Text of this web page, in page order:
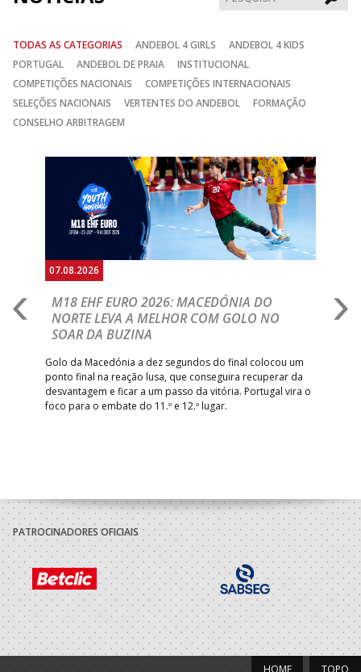
TODAS AS CATEGORIAS ANDEBOL 4 GIRLS
ANDEBOL 4 KIDS
PORTUGAL
ANDEBOL DE PRAIA
INSTITUCIONAL
COMPETIÇÕES NACIONAIS
COMPETIÇÕES INTERNACIONAIS
SELEÇÕES NACIONAIS
VERTENTES DO ANDEBOL
FORMAÇÃO
CONSELHO ARBITRAGEM
07.08.2026
M18 EHF EURO 2026: MACEDÓNIA DO
NORTE LEVA A MELHOR COM GOLO NO
SOAR DA BUZINA
Golo da Macedónia a dez segundos do final colocou um
ponto final na reação lusa, que conseguira recuperar da
desvantagem e ficar a um passo da vitória. Portugal vira o
foco para o embate do 11.º e 12.º lugar.
PATROCINADORES OFICIAIS
TOPO
HOME